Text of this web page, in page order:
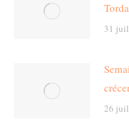
Torda
31
26